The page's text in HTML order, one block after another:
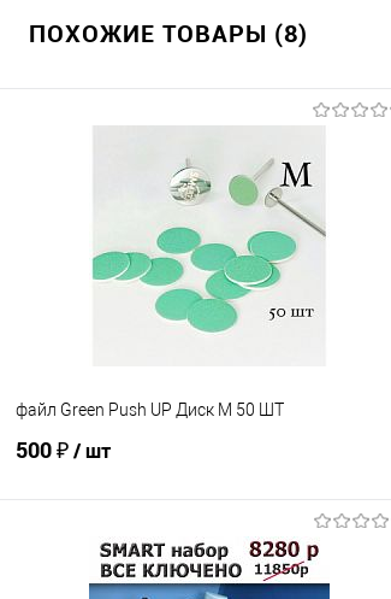
ПОХОЖИЕ ТОВАРЫ (8)
файл Green Push UP Диск M 50 ШТ
500 ₽/ шт
В корзину